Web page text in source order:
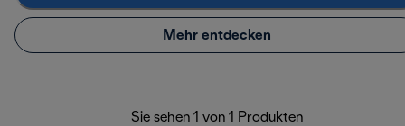
Mehr entdecken
Sie sehen 1 von 1 Produkten